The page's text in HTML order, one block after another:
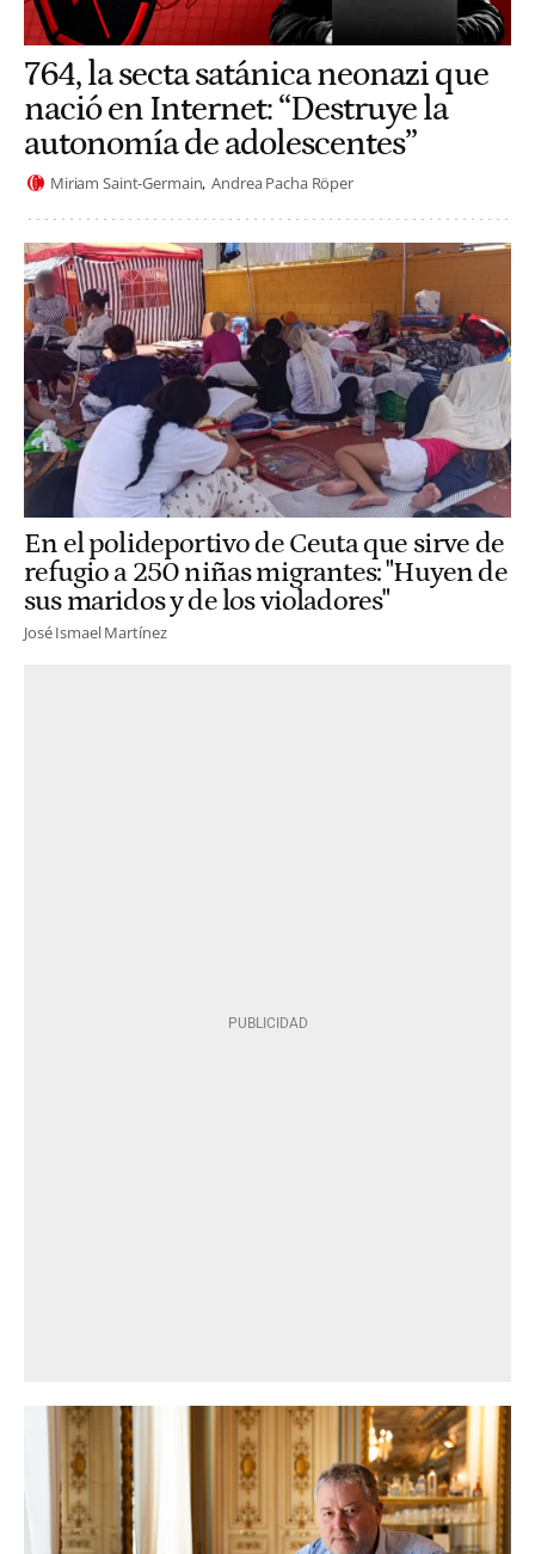
764, la secta satánica neonazi que
nació en Internet: “Destruye la
autonomía de adolescentes”
Miriam Saint-Germain Andrea Pacha Röper
En el polideportivo de Ceuta que sirve de
refugio a 250 niñas migrantes: "Huyen de
sus maridos y de los violadores"
José Ismael Martínez